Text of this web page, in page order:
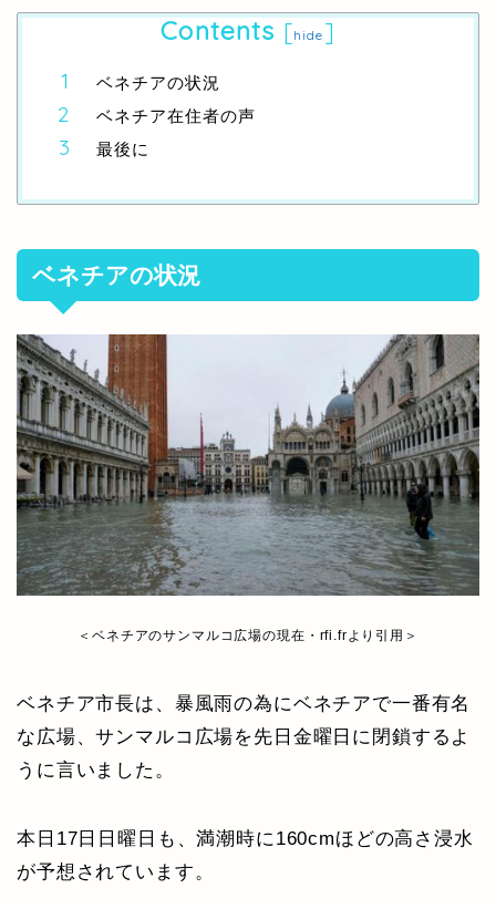
Contents [hide ]
ベネチアの状況
ベネチア在住者の声
最後に
ベネチアの状況
＜ベネチアのサンマルコ広場の現在・rfi.frより引用＞
ベネチア市長は、暴風雨の為にベネチアで一番有名
な広場、サンマルコ広場を先日金曜日に閉鎖するよ
うに言いました。
本日17日日曜日も、満潮時に160cmほどの高さ浸水
が予想されています。